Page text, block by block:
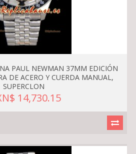
PAUL NEWMAN 37MM EDICIÓN
DE ACERO Y CUERDA MANUAL,
SUPERCLON
14,730.15